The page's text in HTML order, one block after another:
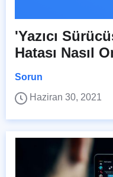
'Yazıcı
Hatası Nasıl
Sorun
Haziran 30, 2021